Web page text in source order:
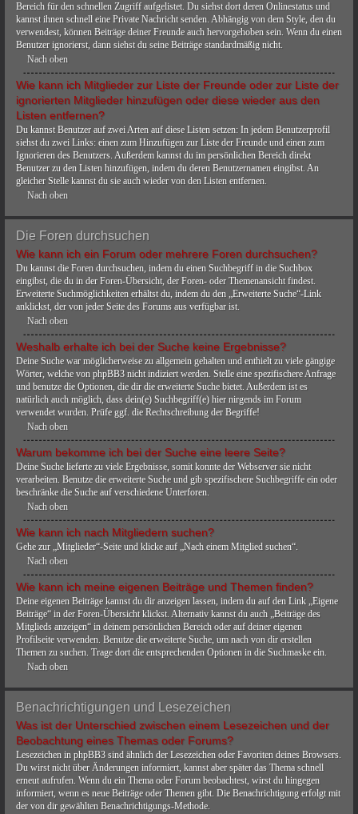
Bereich für den schnellen Zugriff aufgelistet. Du siehst dort deren Onlinestatus und
kannst ihnen schnell eine Private Nachricht senden. Abhängig von dem Style, den du
verwendest, können Beiträge deiner Freunde auch hervorgehoben sein. Wenn du einen
Benutzer ignorierst, dann siehst du seine Beiträge standardmäßig nicht.
Nach oben
Wie kann ich Mitglieder zur Liste der Freunde oder zur Liste der
ignorierten Mitglieder hinzufügen oder diese wieder aus den
Listen entfernen?
Du kannst Benutzer auf zwei Arten auf diese Listen setzen: In jedem Benutzerprofil
siehst du zwei Links: einen zum Hinzufügen zur Liste der Freunde und einen zum
Ignorieren des Benutzers. Außerdem kannst du im persönlichen Bereich direkt
Benutzer zu den Listen hinzufügen, indem du deren Benutzernamen eingibst. An
gleicher Stelle kannst du sie auch wieder von den Listen entfernen.
Nach oben
Die Foren durchsuchen
Wie kann ich ein Forum oder mehrere Foren durchsuchen?
Du kannst die Foren durchsuchen, indem du einen Suchbegriff in die Suchbox
eingibst, die du in der Foren-Übersicht, der Foren- oder Themenansicht findest.
Erweiterte Suchmöglichkeiten erhältst du, indem du den „Erweiterte Suche“-Link
anklickst, der von jeder Seite des Forums aus verfügbar ist.
Nach oben
Weshalb erhalte ich bei der Suche keine Ergebnisse?
Deine Suche war möglicherweise zu allgemein gehalten und enthielt zu viele gängige
Wörter, welche von phpBB3 nicht indiziert werden. Stelle eine spezifischere Anfrage
und benutze die Optionen, die dir die erweiterte Suche bietet. Außerdem ist es
natürlich auch möglich, dass dein(e) Suchbegriff(e) hier nirgends im Forum
verwendet wurden. Prüfe ggf. die Rechtschreibung der Begriffe!
Nach oben
Warum bekomme ich bei der Suche eine leere Seite?
Deine Suche lieferte zu viele Ergebnisse, somit konnte der Webserver sie nicht
verarbeiten. Benutze die erweiterte Suche und gib spezifischere Suchbegriffe ein oder
beschränke die Suche auf verschiedene Unterforen.
Nach oben
Wie kann ich nach Mitgliedern suchen?
Gehe zur „Mitglieder“-Seite und klicke auf „Nach einem Mitglied suchen“.
Nach oben
Wie kann ich meine eigenen Beiträge und Themen finden?
Deine eigenen Beiträge kannst du dir anzeigen lassen, indem du auf den Link „Eigene
Beiträge“ in der Foren-Übersicht klickst. Alternativ kannst du auch „Beiträge des
Mitglieds anzeigen“ in deinem persönlichen Bereich oder auf deiner eigenen
Profilseite verwenden. Benutze die erweiterte Suche, um nach von dir erstellen
Themen zu suchen. Trage dort die entsprechenden Optionen in die Suchmaske ein.
Nach oben
Benachrichtigungen und Lesezeichen
Was ist der Unterschied zwischen einem Lesezeichen und der
Beobachtung eines Themas oder Forums?
Lesezeichen in phpBB3 sind ähnlich der Lesezeichen oder Favoriten deines Browsers.
Du wirst nicht über Änderungen informiert, kannst aber später das Thema schnell
erneut aufrufen. Wenn du ein Thema oder Forum beobachtest, wirst du hingegen
informiert, wenn es neue Beiträge oder Themen gibt. Die Benachrichtigung erfolgt mit
der von dir gewählten Benachrichtigungs-Methode.